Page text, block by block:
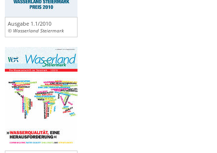
Ausgabe 1.1/2010
© Wasserland Steiermark